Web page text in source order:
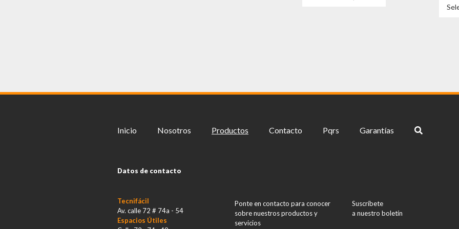
de
Inicio Nosotros Productos Contacto Pqrs Garantías
Datos de contacto
Tecnifácil
Av. calle 72 # 74a - 54
Espacios Útiles
Ponte en contacto para conocer
sobre nuestros productos y
servicios
Suscríbete
a nuestro boletín